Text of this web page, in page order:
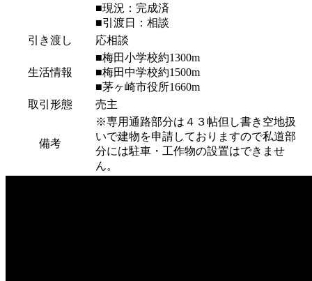
■現況：完成済
■引渡日：相談
引き渡し
応相談
生活情報
■梅田小学校約1300m
■梅田中学校約1500m
■茅ヶ崎市役所1660m
取引形態
売主
備考
※専用通路部分は４３帖但し書き空地扱
いで建物を申請しておりますので私道部
分には駐車・工作物の設置はできませ
ん。